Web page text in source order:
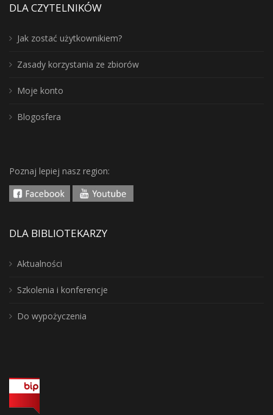
DLA CZYTELNIKÓW
Jak zostać użytkownikiem?
Zasady korzystania ze zbiorów
Moje konto
Blogosfera
Poznaj lepiej nasz region:
DLA BIBLIOTEKARZY
Aktualności
Szkolenia i konferencje
Do wypożyczenia